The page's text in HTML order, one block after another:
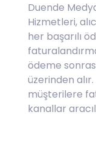
Duende
Hizmetleri,
her başarılı
ödeme
üzerinden
müşterilere
kanallar